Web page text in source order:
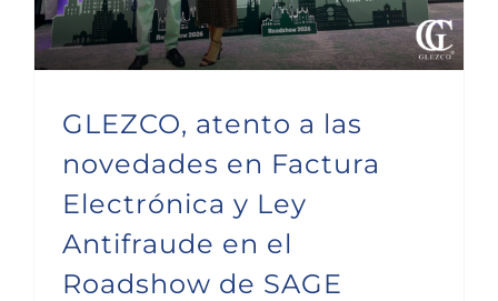
GLEZCO, atento a las
novedades en Factura
Electrónica y Ley
Antifraude en el
Roadshow de SAGE